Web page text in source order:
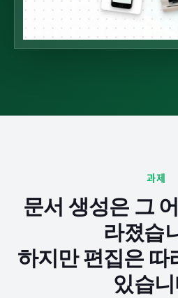
과제
문서 생성은 그
라졌습
하지만 편집은 따
있습